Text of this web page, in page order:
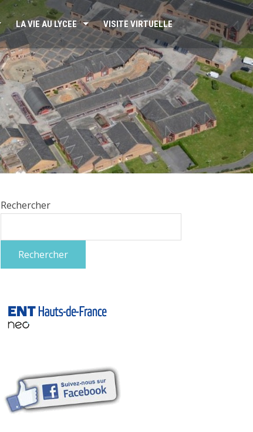
LA VIE AU LYCEE VISITE VIRTUELLE
Rechercher
Rechercher